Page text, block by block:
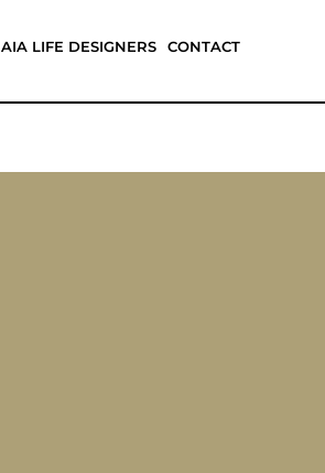
AIA LIFE DESIGNERS CONTACT